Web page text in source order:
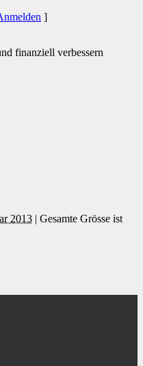
]
finanziell verbessern
2013 | Gesamte Grösse ist